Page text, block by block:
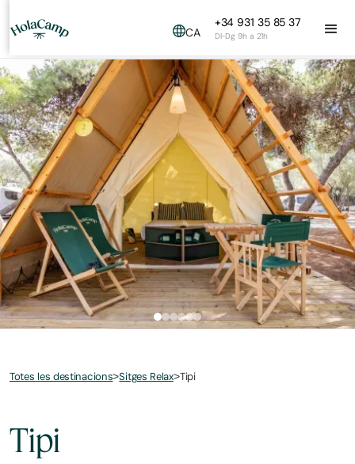
CA
+34 931 35 85 37
Dl-Dg 9h a 21h
Totes les destinacions>Sitges Relax>Tipi
Tipi